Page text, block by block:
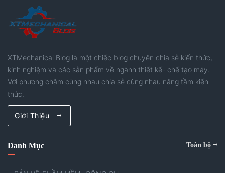
XTMechanical Blog là một chiếc blog chuyên chia sẻ kiến thức,
kinh nghiệm và các sản phẩm về ngành thiết kế- chế tạo máy.
Với phương châm cùng nhau chia sẻ cùng nhau nâng tầm kiến
thức.
Giới Thiệu
Danh Mục Toàn bộ